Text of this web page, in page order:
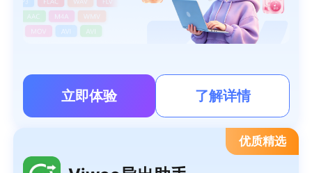
立即体验 了解详情
优质精选